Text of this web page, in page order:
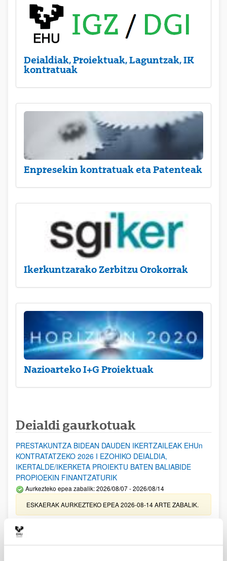
Deialdiak, Proiektuak, Laguntzak, IK
kontratuak
Enpresekin kontratuak eta Patenteak
Ikerkuntzarako Zerbitzu Orokorrak
Nazioarteko I+G Proiektuak
Deialdi gaurkotuak
PRESTAKUNTZA BIDEAN DAUDEN IKERTZAILEAK EHUn
KONTRATATZEKO 2026 I EZOHIKO DEIALDIA,
IKERTALDE/IKERKETA PROIEKTU BATEN BALIABIDE
PROPIOEKIN FINANTZATURIK
Aurkezteko epea zabalik: 2026/08/07 - 2026/08/14
ESKAERAK AURKEZTEKO EPEA 2026-08-14 ARTE ZABALIK.
UPV/EHUn Azpiegitura Zientifikoa eta Funts Bibliografikoak
erosi eta berritzeko laguntzak 2026